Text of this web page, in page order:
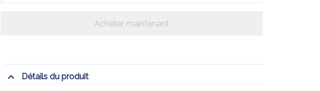
Acheter maintenant
Détails du produit